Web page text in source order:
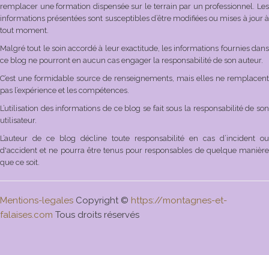
remplacer une formation dispensée sur le terrain par un professionnel. Les
informations présentées sont susceptibles d’être modifiées ou mises à jour à
tout moment.
Malgré tout le soin accordé à leur exactitude, les informations fournies dans
ce blog ne pourront en aucun cas engager la responsabilité de son auteur.
C’est une formidable source de renseignements, mais elles ne remplacent
pas l’expérience et les compétences.
L’utilisation des informations de ce blog se fait sous la responsabilité de son
utilisateur.
L’auteur de ce blog décline toute responsabilité en cas d’incident ou
d'accident et ne pourra être tenus pour responsables de quelque manière
que ce soit.
Mentions-legales Copyright © https://montagnes-et-
falaises.com Tous droits réservés